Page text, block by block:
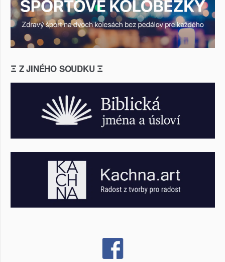
Ξ Z JINÉHO SOUDKU Ξ